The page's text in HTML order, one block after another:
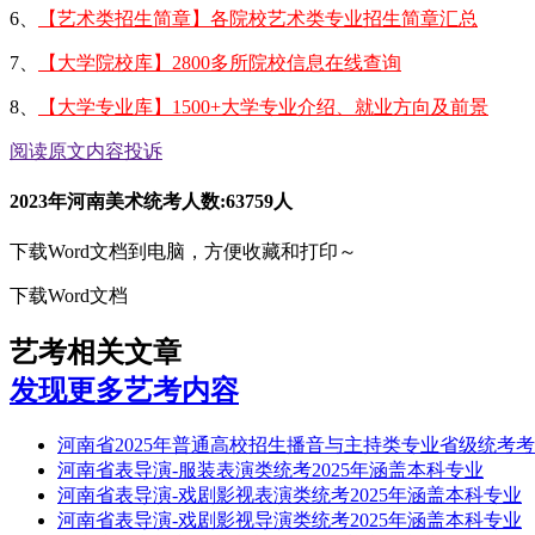
6、 【艺术类招生简章】各院校艺术类专业招生简章汇总
7、 【大学院校库】2800多所院校信息在线查询
8、 【大学专业库】1500+大学专业介绍、就业方向及前景
阅读原文内容投诉
2023年河南美术统考人数:63759人
下载Word文档到电脑，方便收藏和打印～
下载Word文档
艺考相关文章
发现更多艺考内容
河南省2025年普通高校招生播音与主持类专业省级统考
河南省表导演-服装表演类统考2025年涵盖本科专业
河南省表导演-戏剧影视表演类统考2025年涵盖本科专业
河南省表导演-戏剧影视导演类统考2025年涵盖本科专业